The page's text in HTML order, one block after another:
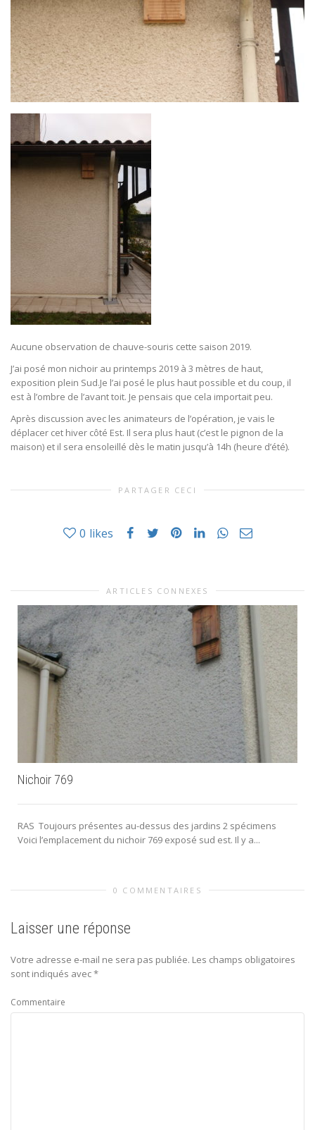
Aucune observation de chauve-souris cette saison 2019.
J’ai posé mon nichoir au printemps 2019 à 3 mètres de haut,
exposition plein Sud.Je l’ai posé le plus haut possible et du coup, il
est à l’ombre de l’avant toit. Je pensais que cela importait peu.
Après discussion avec les animateurs de l’opération, je vais le
déplacer cet hiver côté Est. Il sera plus haut (c’est le pignon de la
maison) et il sera ensoleillé dès le matin jusqu’à 14h (heure d’été).
PARTAGER CECI
0 likes
ARTICLES CONNEXES
Nichoir 769
RAS Toujours présentes au-dessus des jardins 2 spécimens
Voici l’emplacement du nichoir 769 exposé sud est. Il y a...
0 COMMENTAIRES
Laisser une réponse
Votre adresse e-mail ne sera pas publiée. Les champs obligatoires
sont indiqués avec*
Commentaire